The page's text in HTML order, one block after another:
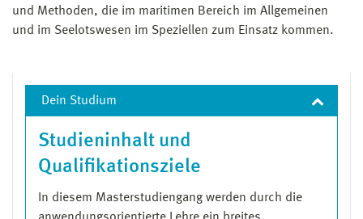
Des Weiteren ist für die Zulassung zum
von Seiten der Generaldirektion Wasserstraßen und
Schifffahrt (GDWS) bei einer in der
Praxiszeitordnung §1 (4) genannten
Lotsenbrüderschaften erforderlich.
und Methoden, die im maritimen Bereich im Allgemeinen
und im Seelotswesen im Speziellen zum Einsatz kommen.
Dein Studium
Studieninhalt und
Qualifikationsziele
In diesem Masterstudiengang werden durch die